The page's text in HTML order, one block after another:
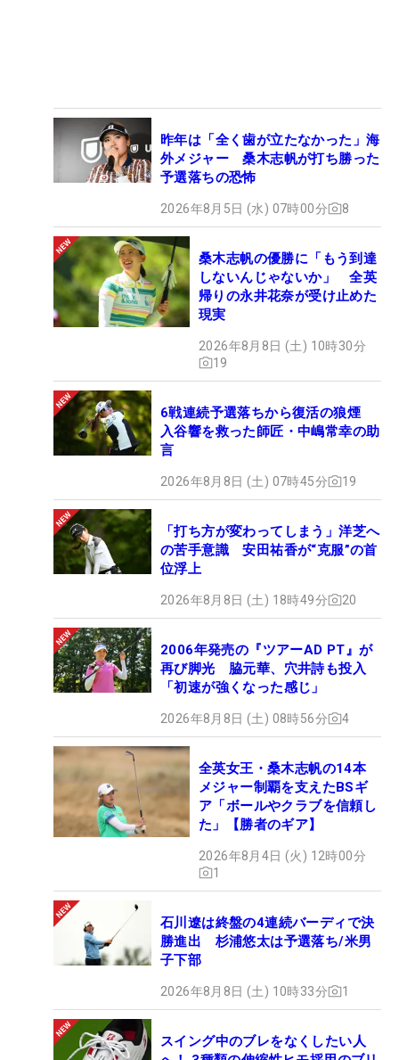
昨年は「全く歯が立たなかった」海
外メジャー 桑木志帆が打ち勝った
予選落ちの恐怖
2026年8月5日 (水) 07時00分 8
桑木志帆の優勝に「もう到達
しないんじゃないか」 全英
帰りの永井花奈が受け止めた
現実
2026年8月8日 (土) 10時30分
19
6戦連続予選落ちから復活の狼煙
入谷響を救った師匠・中嶋常幸の助
言
2026年8月8日 (土) 07時45分 19
「打ち方が変わってしまう」洋芝へ
の苦手意識 安田祐香が“克服”の首
位浮上
2026年8月8日 (土) 18時49分 20
2006年発売の『ツアーAD PT』が
再び脚光 脇元華、穴井詩も投入
「初速が強くなった感じ」
2026年8月8日 (土) 08時56分 4
全英女王・桑木志帆の14本
メジャー制覇を支えたBSギ
ア「ボールやクラブを信頼し
た」【勝者のギア】
2026年8月4日 (火) 12時00分
1
石川遼は終盤の4連続バーディで決
勝進出 杉浦悠太は予選落ち/米男
子下部
2026年8月8日 (土) 10時33分 1
スイング中のブレをなくしたい人